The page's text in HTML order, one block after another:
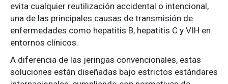
evita cualquier reutilización accidental o intencional,
una de las principales causas de transmisión de
enfermedades como hepatitis B, hepatitis C y VIH en
entornos clínicos.
A diferencia de las jeringas convencionales, estas
soluciones están diseñadas bajo estrictos estándares